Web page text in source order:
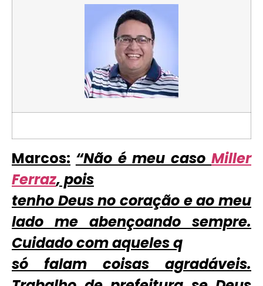
Marcos: “Não é meu casoMiller
Ferraz, pois
tenho Deus no coração e ao meu
lado me abençoando sempre.
Cuidado com aqueles q
só falam coisas agradáveis.